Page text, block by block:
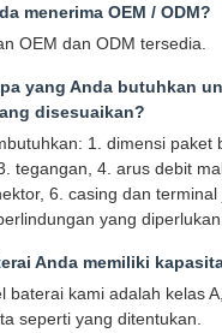
menerima OEM / ODM?
OEM dan ODM tersedia.
yang Anda butuhkan
disesuaikan?
1. dimensi paket
tegangan, 4. arus debit
6. casing dan terminal
yang diperlukan.
Anda memiliki
baterai kami adalah kelas
seperti yang ditentukan.